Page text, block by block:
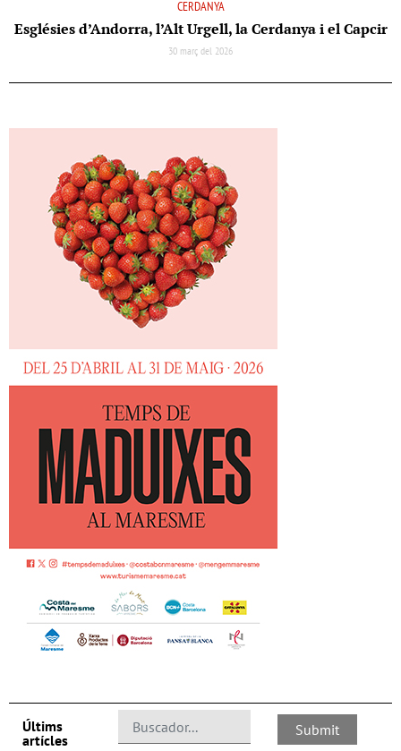
CERDANYA
Esglésies d’Andorra, l’Alt Urgell, la Cerdanya i el Capcir
30 març del 2026
Últims
artícles